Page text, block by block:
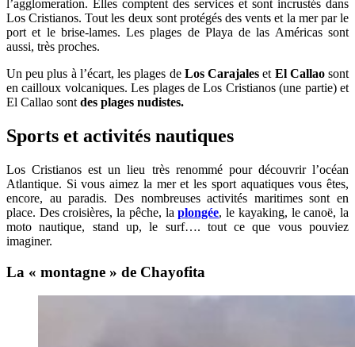
l’agglomeration. Elles comptent des services et sont incrustés dans
Los Cristianos. Tout les deux sont protégés des vents et la mer par le
port et le brise-lames. Les plages de Playa de las Américas sont
aussi, très proches.
Un peu plus à l’écart, les plages de Los Carajales et El Callaosont
en cailloux volcaniques. Les plages de Los Cristianos (une partie) et
El Callao sont des plages nudistes.
Sports et activités nautiques
Los Cristianos est un lieu très renommé pour découvrir l’océan
Atlantique. Si vous aimez la mer et les sport aquatiques vous êtes,
encore, au paradis. Des nombreuses activités maritimes sont en
place. Des croisières, la pêche, laplongée, le kayaking, le canoë, la
moto nautique, stand up, le surf…. tout ce que vous pouviez
imaginer.
La « montagne » de Chayofita